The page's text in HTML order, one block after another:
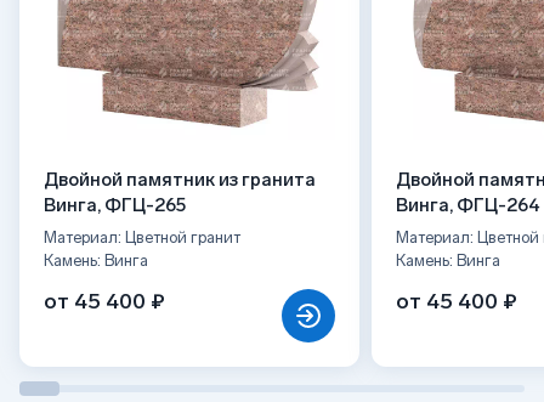
Двойной памятник из гранита
Винга, ФГЦ-265
Материал: Цветной гранит
Камень: Винга
от 45 400 ₽
Двойной
Винга, ФГЦ-264
Материал: Цветной
Камень: Винга
от 45 400 ₽